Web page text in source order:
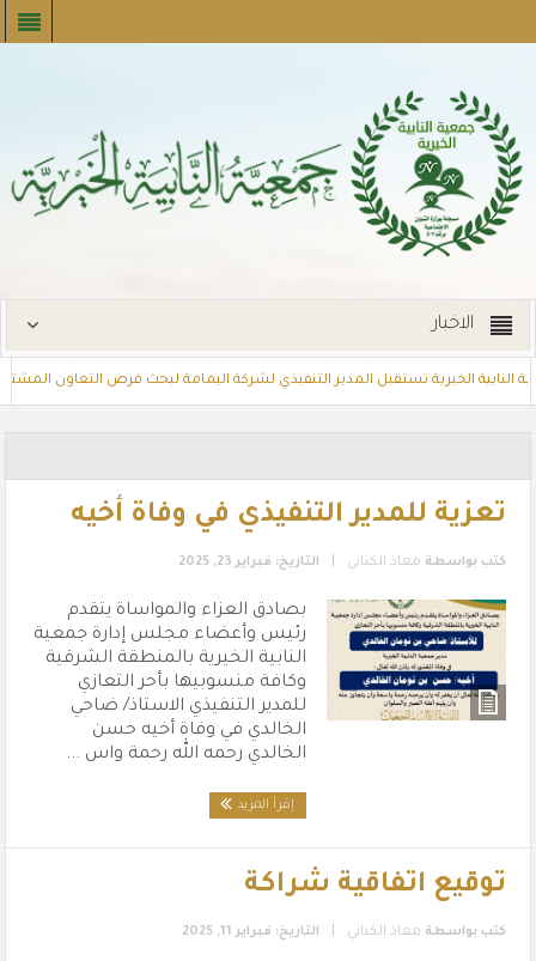
الاخبار
الخيرية تستقبل المدير التنفيذي لشركة اليمامة لبحث فرص التعاون المشترك
تعزية للمدير التنفيذي في وفاة أخيه
كتب بواسطة معاذ الكناني التاريخ: فبراير 23, 2025
بصادق العزاء والمواساة يتقدم
رئيس وأعضاء مجلس إدارة جمعية
النابية الخيرية بالمنطقة الشرقية
وكافة منسوبيها بأحر التعازي
للمدير التنفيذي الاستاذ/ ضاحي
الخالدي في وفاة أخيه حسن
الخالدي رحمه الله رحمة واس ...
إقرأ المزيد
توقيع اتفاقية شراكة
كتب بواسطة معاذ الكناني التاريخ: فبراير 11, 2025